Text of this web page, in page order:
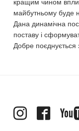
майбутньому буде
Дана динамічна
поставу і
Добре поєднується